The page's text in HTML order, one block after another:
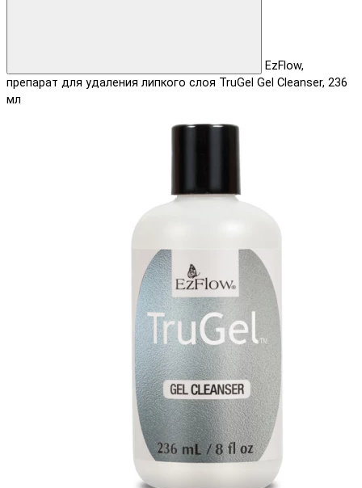
EzFlow,
препарат для удаления липкого слоя TruGel Gel Cleanser, 236
мл